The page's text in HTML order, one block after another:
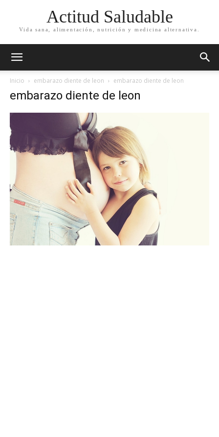
Actitud Saludable
Vida sana, alimentación, nutrición y medicina alternativa.
Inicio embarazo diente de leon embarazo diente de leon
embarazo diente de leon